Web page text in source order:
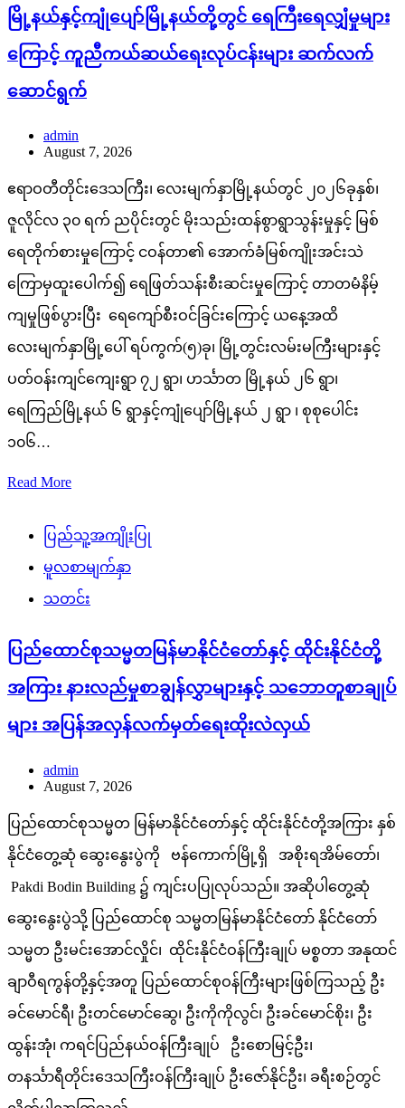
မြို့နယ်နှင့်ကျုံပျော်မြို့နယ်တို့တွင် ရေကြီးရေလျှံမှုများ
ကြောင့် ကူညီကယ်ဆယ်ရေးလုပ်ငန်းများ ဆက်လက်
ဆောင်ရွက်
admin
August 7, 2026
ဧရာဝတီတိုင်းဒေသကြီး၊ လေးမျက်နှာမြို့နယ်တွင် ၂၀၂၆ခုနှစ်၊
ဇူလိုင်လ ၃၀ ရက် ညပိုင်းတွင် မိုးသည်းထန်စွာရွာသွန်းမှုနှင့် မြစ်
ရေတိုက်စားမှုကြောင့် ငဝန်တာ၏ အောက်ခံမြစ်ကျိုးအင်းသဲ
ကြောမှထူးပေါက်၍ ရေဖြတ်သန်းစီးဆင်းမှုကြောင့် တာတမံနိမ့်
ကျမှုဖြစ်ပွားပြီး ရေကျော်စီးဝင်ခြင်းကြောင့် ယနေ့အထိ
လေးမျက်နှာမြို့ပေါ် ရပ်ကွက်(၅)ခု၊ မြို့တွင်းလမ်းမကြီးများနှင့်
ပတ်ဝန်းကျင်ကျေးရွာ ၇၂ ရွာ၊ ဟင်္သာတ မြို့နယ် ၂၆ ရွာ၊
ရေကြည်မြို့နယ် ၆ ရွာနှင့်ကျုံပျော်မြို့နယ် ၂ ရွာ ၊ စုစုပေါင်း
၁၀၆…
Read More
ပြည်သူ့အကျိုးပြု
မူလစာမျက်နှာ
သတင်း
ပြည်ထောင်စုသမ္မတမြန်မာနိုင်ငံတော်နှင့် ထိုင်းနိုင်ငံတို့
အကြား နားလည်မှုစာချွန်လွှာများနှင့် သဘောတူစာချုပ်
များ အပြန်အလှန်လက်မှတ်ရေးထိုးလဲလှယ်
admin
August 7, 2026
ပြည်ထောင်စုသမ္မတ မြန်မာနိုင်ငံတော်နှင့် ထိုင်းနိုင်ငံတို့အကြား နှစ်
နိုင်ငံတွေ့ဆုံ ဆွေးနွေးပွဲကို ဗန်ကောက်မြို့ရှိ အစိုးရအိမ်တော်၊
Pakdi Bodin Building ၌ ကျင်းပပြုလုပ်သည်။ အဆိုပါတွေ့ဆုံ
ဆွေးနွေးပွဲသို့ ပြည်ထောင်စု သမ္မတမြန်မာနိုင်ငံတော် နိုင်ငံတော်
သမ္မတ ဦးမင်းအောင်လှိုင်၊ ထိုင်းနိုင်ငံဝန်ကြီးချုပ် မစ္စတာ အနုထင်
ချာဝီရကွန်တို့နှင့်အတူ ပြည်ထောင်စုဝန်ကြီးများဖြစ်ကြသည့် ဦး
ခင်မောင်ရီ၊ ဦးတင်မောင်ဆွေ၊ ဦးကိုကိုလွင်၊ ဦးခင်မောင်စိုး၊ ဦး
ထွန်းအုံ၊ ကရင်ပြည်နယ်ဝန်ကြီးချုပ် ဦးစောမြင့်ဦး၊
တနင်္သာရီတိုင်းဒေသကြီးဝန်ကြီးချုပ် ဦးဇော်နိုင်ဦး၊ ခရီးစဉ်တွင်